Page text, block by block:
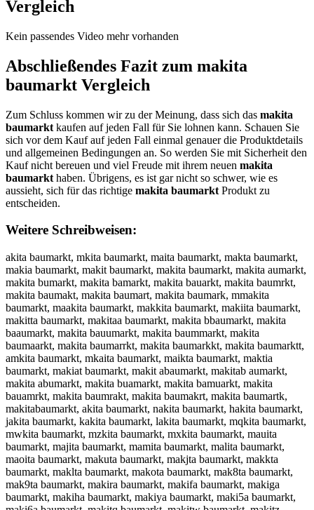
Vergleich
Kein passendes Video mehr vorhanden
Abschließendes Fazit zum makita
baumarkt Vergleich
Zum Schluss kommen wir zu der Meinung, dass sich das makita
baumarkt kaufen auf jeden Fall für Sie lohnen kann. Schauen Sie
sich vor dem Kauf auf jeden Fall einmal genauer die Produktdetails
und allgemeinen Bedingungen an. So werden Sie mit Sicherheit den
Kauf nicht bereuen und viel Freude mit ihrem neuen makita
baumarkt haben. Übrigens, es ist gar nicht so schwer, wie es
aussieht, sich für das richtige makita baumarkt Produkt zu
entscheiden.
Weitere Schreibweisen:
akita baumarkt, mkita baumarkt, maita baumarkt, makta baumarkt,
makia baumarkt, makit baumarkt, makita baumarkt, makita aumarkt,
makita bumarkt, makita bamarkt, makita bauarkt, makita baumrkt,
makita baumakt, makita baumart, makita baumark, mmakita
baumarkt, maakita baumarkt, makkita baumarkt, makiita baumarkt,
makitta baumarkt, makitaa baumarkt, makita bbaumarkt, makita
baaumarkt, makita bauumarkt, makita baummarkt, makita
baumaarkt, makita baumarrkt, makita baumarkkt, makita baumarktt,
amkita baumarkt, mkaita baumarkt, maikta baumarkt, maktia
baumarkt, makiat baumarkt, makit abaumarkt, makitab aumarkt,
makita abumarkt, makita buamarkt, makita bamuarkt, makita
bauamrkt, makita baumrakt, makita baumakrt, makita baumartk,
makitabaumarkt, akita baumarkt, nakita baumarkt, hakita baumarkt,
jakita baumarkt, kakita baumarkt, lakita baumarkt, mqkita baumarkt,
mwkita baumarkt, mzkita baumarkt, mxkita baumarkt, mauita
baumarkt, majita baumarkt, mamita baumarkt, malita baumarkt,
maoita baumarkt, makuta baumarkt, makjta baumarkt, makkta
baumarkt, maklta baumarkt, makota baumarkt, mak8ta baumarkt,
mak9ta baumarkt, makira baumarkt, makifa baumarkt, makiga
baumarkt, makiha baumarkt, makiya baumarkt, maki5a baumarkt,